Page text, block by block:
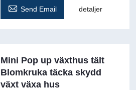
 Send Email detaljer
Mini Pop up växthus tält
Blomkruka täcka skydd
växt växa hus